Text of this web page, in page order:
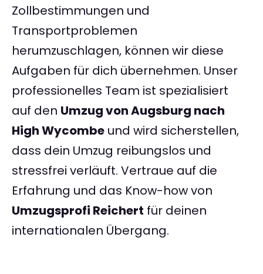
Zollbestimmungen und
Transportproblemen
herumzuschlagen, können wir diese
Aufgaben für dich übernehmen. Unser
professionelles Team ist spezialisiert
auf den Umzug von Augsburg nach
High Wycombe und wird sicherstellen,
dass dein Umzug reibungslos und
stressfrei verläuft. Vertraue auf die
Erfahrung und das Know-how von
Umzugsprofi Reichert für deinen
internationalen Übergang.